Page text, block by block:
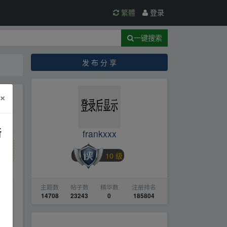
繁體 登录
一键搜索
发 布 分 享
frankxxx
10 级
主题数
14708
帖子数
23243
精华数
0
注册排名
185804
×